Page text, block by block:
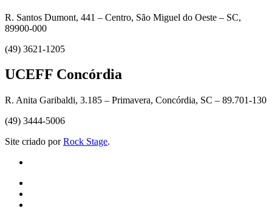
R. Santos Dumont, 441 – Centro, São Miguel do Oeste – SC,
89900-000
(49) 3621-1205
UCEFF Concórdia
R. Anita Garibaldi, 3.185 – Primavera, Concórdia, SC – 89.701-130
(49) 3444-5006
Site criado porRock Stage.